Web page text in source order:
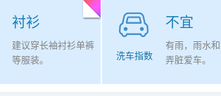
衬衫
建议穿长袖衬衫单裤
等服装。
不宜
洗车指数
有雨，雨水
弄脏爱车。